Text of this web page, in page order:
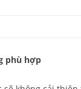
phù hợp